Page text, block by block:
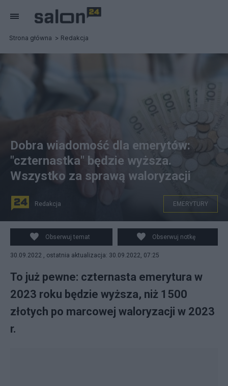
Strona główna Redakcja
Dobra wiadomość dla emerytów od wiceministra
Stanisława Szweda.
Dobra wiadomość dla emerytów:
"czternastka" będzie wyższa.
Wszystko za sprawą waloryzacji
Redakcja EMERYTURY
Obserwuj temat Obserwuj notkę
30.09.2022 , ostatnia aktualizacja: 30.09.2022, 07:25
To już pewne: czternasta emerytura w
2023 roku będzie wyższa, niż 1500
złotych po marcowej waloryzacji w 2023
r.